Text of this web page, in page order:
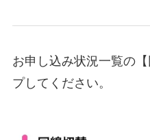
お申し込み状況一覧の
プしてください。